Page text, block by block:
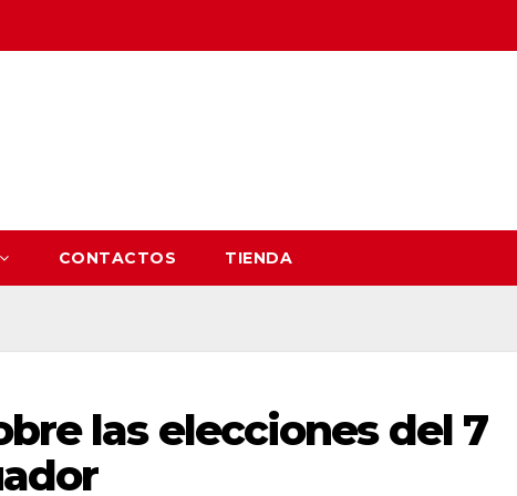
CONTACTOS TIENDA
las elecciones del 7